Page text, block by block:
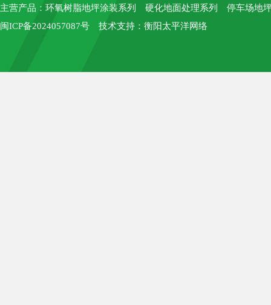
主营产品：环氧树脂地坪涂装系列 硬化地面处理系列 停车场
闽ICP备2024057087号 技术支持： 衡阳太平洋网络